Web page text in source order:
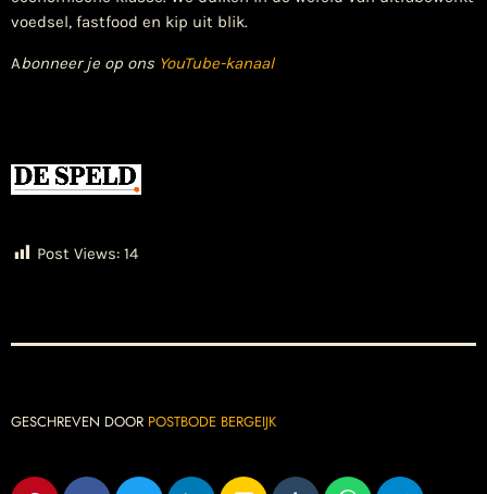
voedsel, fastfood en kip uit blik.
Abonneer je op ons YouTube-kanaal
Post Views: 14
GESCHREVEN DOOR POSTBODE BERGEIJK